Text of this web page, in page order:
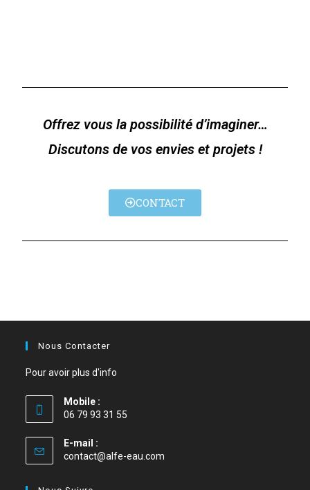
Offrez vous la possibilité d’imaginer…
Discutons de vos envies et projets !
CONTACT
Nous Contacter
Pour avoir plus d'info
Mobile :
06 79 93 31 55
E-mail :
contact@alfe-eau.com